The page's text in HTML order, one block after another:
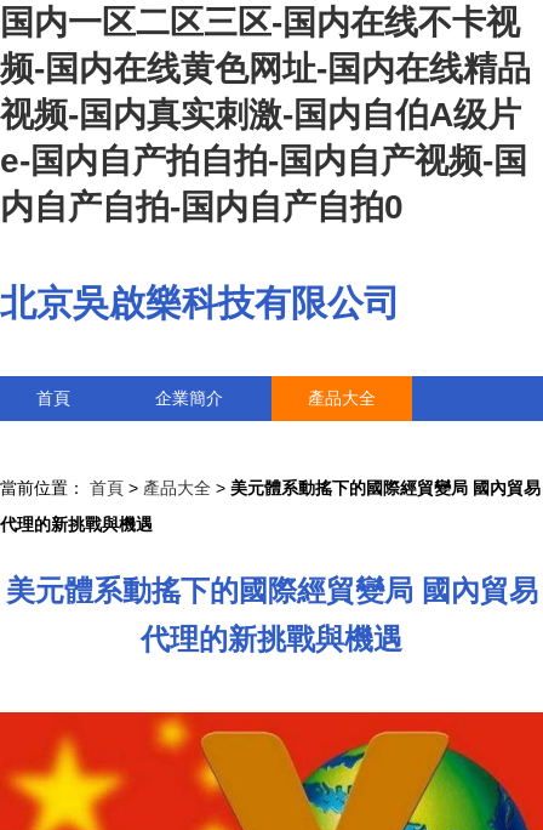
国内一区二区三区-国内在线不卡视
频-国内在线黄色网址-国内在线精品
视频-国内真实刺激-国内自伯A级片
e-国内自产拍自拍-国内自产视频-国
内自产自拍-国内自产自拍0
北京吳啟樂科技有限公司
首頁 企業簡介 產品大全
當前位置： 首頁 > 產品大全 > 美元體系動搖下的國際經貿變局 國內貿易
代理的新挑戰與機遇
美元體系動搖下的國際經貿變局 國內貿易
代理的新挑戰與機遇